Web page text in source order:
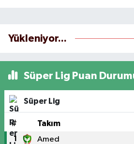
Yükleniyor...
Süper Lig Puan
Süper Lig
# Takım
1 Amed